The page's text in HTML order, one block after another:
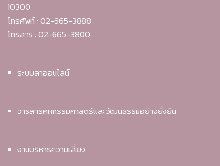
10300
โทรศัพท์ : 02-665-3888
โทรสาร : 02-665-3800
ระบบลาออนไลน์
วารสารคหกรรมศาสตร์และวัฒนธรรมอย่างยั่งยืน
งานบริหารความเสี่ยง